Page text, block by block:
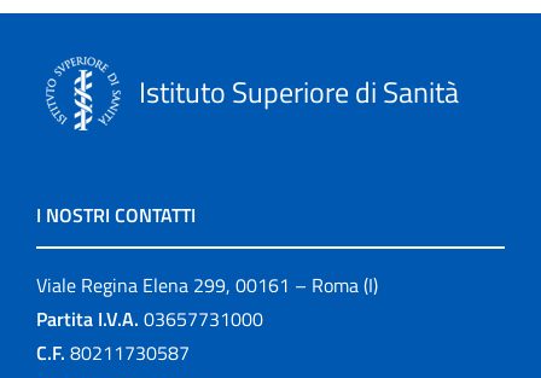
Istituto Superiore di Sanità
I NOSTRI CONTATTI
Viale Regina Elena 299, 00161 – Roma (I)
Partita I.V.A. 03657731000
C.F. 80211730587